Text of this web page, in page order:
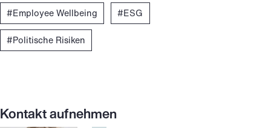
Employee Wellbeing ESG
Politische Risiken
Kontakt aufnehmen